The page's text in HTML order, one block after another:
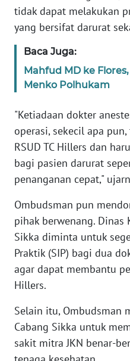
tidak dapat melakukan
yang bersifat darurat
Baca Juga:
Mahfud MD ke
Menko Polhukam
"Ketiadaan dokter
operasi, sekecil apa
RSUD TC Hillers dan
bagi pasien darurat
penanganan cepat,"
Ombudsman pun
pihak berwenang. Dinas
Sikka diminta untuk
Praktik (SIP) bagi dua
agar dapat membantu
Hillers.
Selain itu, Ombudsman
Cabang Sikka untuk
sakit mitra JKN benar-
WN
JAKARTA
JABAR
BANTEN
WN
NTT
KEPRI
WN
PAPUA
PAPUA
BARAT
WN
RIAU